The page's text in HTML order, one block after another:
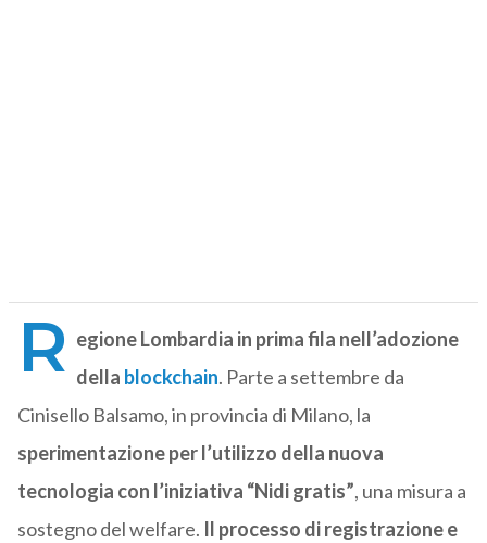
R egione Lombardia in prima fila nell’adozione
della blockchain. Parte a settembre da
Cinisello Balsamo, in provincia di Milano, la
sperimentazione per l’utilizzo della nuova
tecnologia con l’iniziativa “Nidi gratis”, una misura a
sostegno del welfare. Il processo di registrazione e